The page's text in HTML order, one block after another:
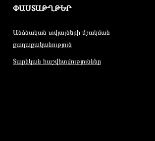
ՓԱՍՏԱԹՂԹԵՐ
Անձնական տվյալների մշակման
քաղաքականություն
Տարեկան հաշվետվություններ